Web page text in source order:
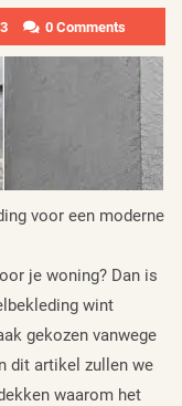
0 Comments
voor een moderne
je woning? Dan is
wint
gekozen vanwege
dit artikel zullen we
waarom het